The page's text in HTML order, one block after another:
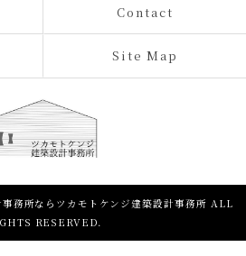
Contact
Site Map
務所ならツカモトケンジ建築設計事務所 ALL
RESERVED.